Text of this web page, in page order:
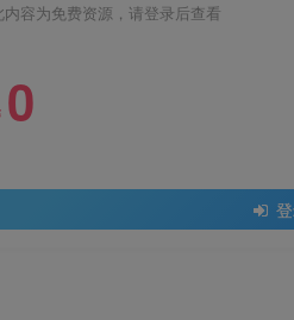
内容为免费资源，请登录后查看
0